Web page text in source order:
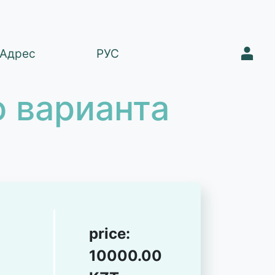
Адрес РУС 1
price:
10000.00